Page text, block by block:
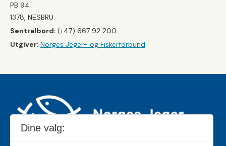
PB 94
1378, NESBRU
Sentralbord: (+47) 667 92 200
Utgiver: Norges Jeger- og Fiskerforbund
Dine valg: